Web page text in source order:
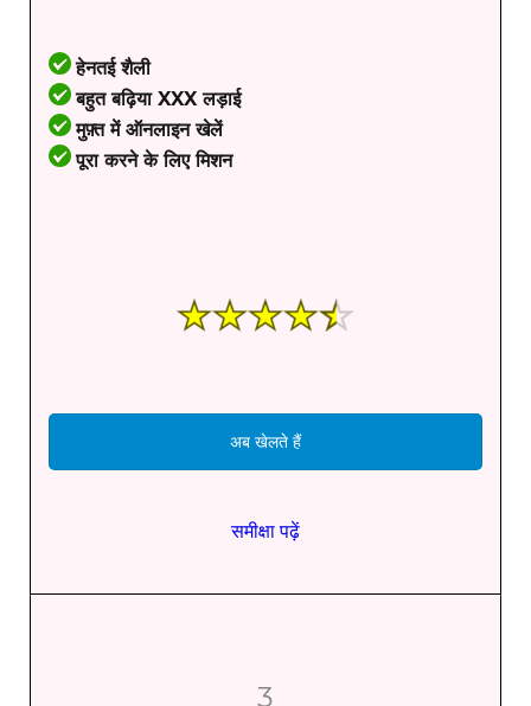
हेनतई शैली
बहुत बढ़िया XXX लड़ाई
मुफ़्त में ऑनलाइन खेलें
पूरा करने के लिए मिशन
अब खेलते हैं
समीक्षा पढ़ें
3